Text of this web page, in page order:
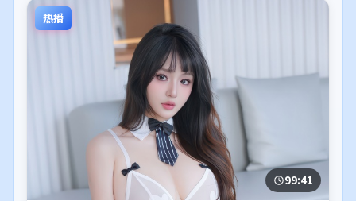
热播
99:41